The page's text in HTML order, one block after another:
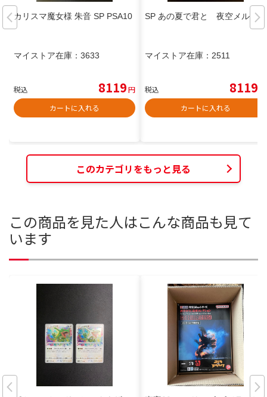
カリスマ魔女様 朱音 SP PSA10
マイストア在庫： 3633
税込 8119円
カートに入れる
SP あの夏で君と 夜空メル
マイストア在庫： 2511
税込 8119
カートに入れる
このカテゴリをもっと見る
この商品を見た人はこんな商品も見て
います